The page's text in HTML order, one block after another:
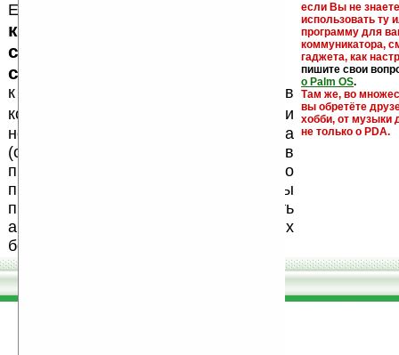
Еще раз обращаем внимание, что
кейгены, кряки - лекарства,
серийные номера, ключи и
ссылки на варезные сайты
если Вы не
использовать ту
программу для
коммуникатора,
гаджета, как
пишите свои
о Palm OS.
Там же, во
вы обретёте
хобби, от музыки
не только о PDA.
к публикации на нашем сайте в
комментариях
, как и
несанкционированная реклама
(спам). Мы поддерживаем авторов
программ и развитие легального
программного обеспечения. Также мы
призываем Вас поддерживать
авторов, особенно создающих
бесплатные (freeware) программы.